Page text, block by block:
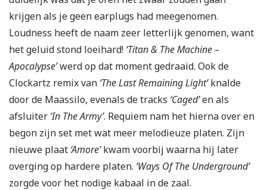
krijgen als je geen earplugs had meegenomen.
Loudness heeft de naam zeer letterlijk genomen, want
het geluid stond loeihard! ‘Titan & The Machine –
Apocalypse’werd op dat moment gedraaid. Ook de
Clockartz remix van ‘The Last Remaining Light’knalde
door de Maassilo, evenals de tracks ‘Caged’en als
afsluiter ‘In The Army’. Requiem nam het hierna over en
begon zijn set met wat meer melodieuze platen. Zijn
nieuwe plaat ‘Amore’kwam voorbij waarna hij later
overging op hardere platen. ‘Ways Of The Underground’
zorgde voor het nodige kabaal in de zaal.